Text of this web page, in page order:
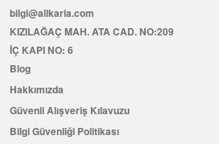
bilgi@allkaria.com
KIZILAĞAÇ MAH. ATA CAD. NO:209
İÇ KAPI NO: 6
Blog
Hakkımızda
Güvenli Alışveriş Kılavuzu
Bilgi Güvenliği Politikası